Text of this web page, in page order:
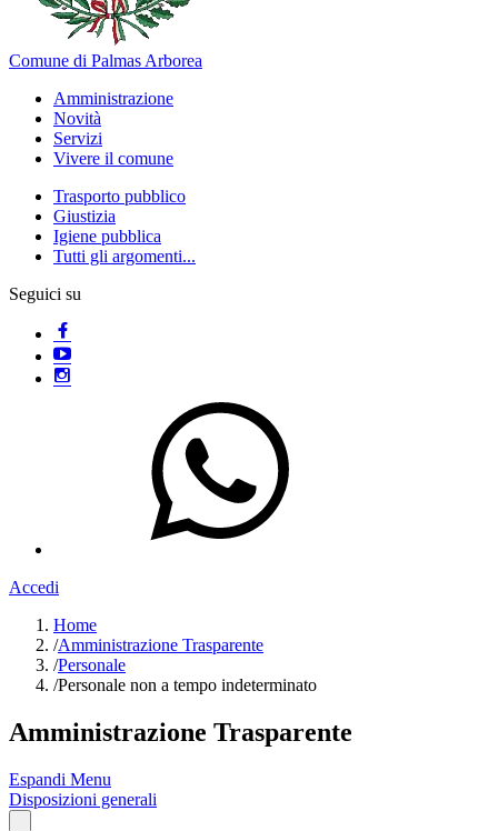
Comune di Palmas Arborea
Amministrazione
Novità
Servizi
Vivere il comune
Trasporto pubblico
Giustizia
Igiene pubblica
Tutti gli argomenti...
Seguici su
Accedi
Home
/Amministrazione Trasparente
/Personale
/Personale non a tempo indeterminato
Amministrazione Trasparente
Espandi Menu
Disposizioni generali